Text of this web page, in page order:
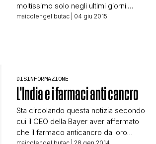
COMPLOTTI,
TRUFFE E SOCIAL
CLIMA ED ENERGIA
moltissimo solo negli ultimi giorni.
Sapere è un dovere, pagina da black
la Pepsi […]
maicolengel butac| 04 giu 2015
DISINFORMAZIONE
L’India e i farmaci anti cancro
Sta circolando questa notizia secondo
cui il CEO della Bayer aver affermato
che il farmaco anticancro da loro